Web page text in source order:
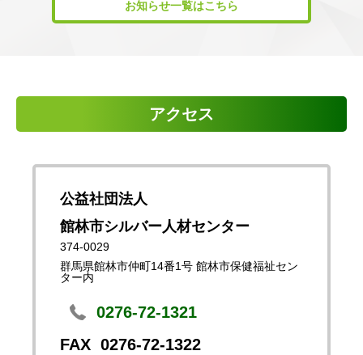
お知らせ一覧はこちら
アクセス
公益社団法人
館林市シルバー人材センター
374-0029
群馬県館林市仲町14番1号 館林市保健福祉セン
ター内
0276-72-1321
0276-72-1322